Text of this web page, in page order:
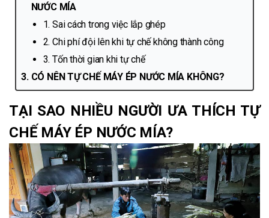
NƯỚC MÍA
1. Sai cách trong việc lắp ghép
2. Chi phí đội lên khi tự chế không thành công
3. Tốn thời gian khi tự chế
CÓ NÊN TỰ CHẾ MÁY ÉP NƯỚC MÍA KHÔNG?
TẠI SAO NHIỀU NGƯỜI ƯA THÍCH TỰ
CHẾ MÁY ÉP NƯỚC MÍA?